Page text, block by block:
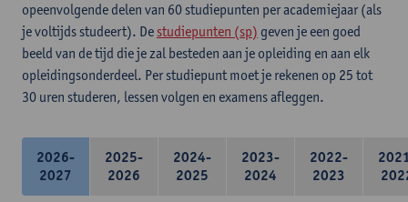
opeenvolgende delen van 60 studiepunten per academiejaar (als
je voltijds studeert). De studiepunten (sp) geven je een goed
beeld van de tijd die je zal besteden aan je opleiding en aan elk
opleidingsonderdeel. Per studiepunt moet je rekenen op 25 tot
30 uren studeren, lessen volgen en examens afleggen.
2026-
2027
2025-
2026
2024-
2025
2023-
2024
2022-
2023